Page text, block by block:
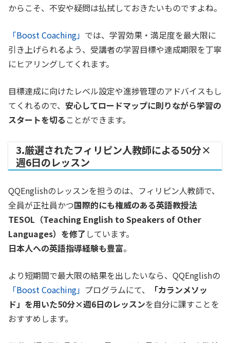
からこそ、不安や疑問は払拭しておきたいものですよね。
「Boost Coaching」 では、学習効果・満足度を最大限に
引き上げられるよう、受講者の学習目標や達成期限を丁寧
にヒアリングしてくれます。
目標達成に向けたレベル設定や進捗管理のアドバイスもし
てくれるので、 安心してロードマップに則りながら学習の
スタートを切る ことができます。
3.厳選されたフィリピン人教師による50分×
週6日のレッスン
QQEnglishのレッスンを担うのは、フィリピン人教師で、
全員が正社員かつ国際的にも権威のある英語教授法
TESOL（Teaching English to Speakers of Other
Languages）を修了しています。
日本人への英語指導経験も豊富。
より短期間で最大限の結果を出したいなら、QQEnglishの
「Boost Coaching」 プログラムにて、
「カランメソッ
ド」を用いた50分×週6日のレッスンを自分に課すことを
おすすめします。